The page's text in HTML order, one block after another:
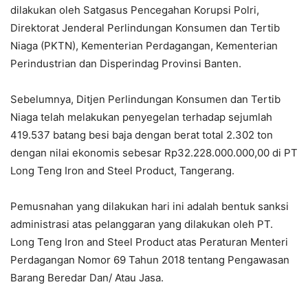
dilakukan oleh Satgasus Pencegahan Korupsi Polri,
Direktorat Jenderal Perlindungan Konsumen dan Tertib
Niaga (PKTN), Kementerian Perdagangan, Kementerian
Perindustrian dan Disperindag Provinsi Banten.
Sebelumnya, Ditjen Perlindungan Konsumen dan Tertib
Niaga telah melakukan penyegelan terhadap sejumlah
419.537 batang besi baja dengan berat total 2.302 ton
dengan nilai ekonomis sebesar Rp32.228.000.000,00 di PT
Long Teng Iron and Steel Product, Tangerang.
Pemusnahan yang dilakukan hari ini adalah bentuk sanksi
administrasi atas pelanggaran yang dilakukan oleh PT.
Long Teng Iron and Steel Product atas Peraturan Menteri
Perdagangan Nomor 69 Tahun 2018 tentang Pengawasan
Barang Beredar Dan/ Atau Jasa.